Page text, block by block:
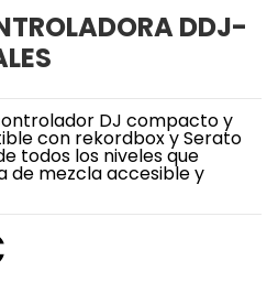
DDJ-
DJ compacto y
con rekordbox y Serato
todos los niveles que
de mezcla accesible y